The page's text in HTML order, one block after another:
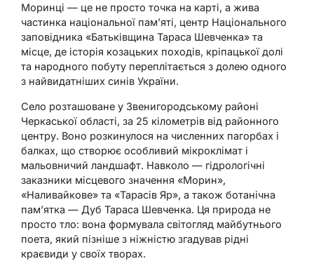
Моринці — це не просто точка на карті, а жива
частинка національної пам’яті, центр Національного
заповідника «Батьківщина Тараса Шевченка» та
місце, де історія козацьких походів, кріпацької долі
та народного побуту переплітається з долею одного
з найвидатніших синів України.
Село розташоване у Звенигородському районі
Черкаської області, за 25 кілометрів від районного
центру. Воно розкинулося на численних пагорбах і
балках, що створює особливий мікроклімат і
мальовничий ландшафт. Навколо — гідрологічні
заказники місцевого значення «Морин»,
«Наливайкове» та «Тарасів Яр», а також ботанічна
пам’ятка — Дуб Тараса Шевченка. Ця природа не
просто тло: вона формувала світогляд майбутнього
поета, який пізніше з ніжністю згадував рідні
краєвиди у своїх творах.